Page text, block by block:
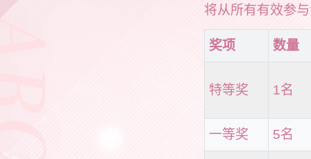
将从所有有效参
奖项 数量
特等奖 1名
一等奖 5名